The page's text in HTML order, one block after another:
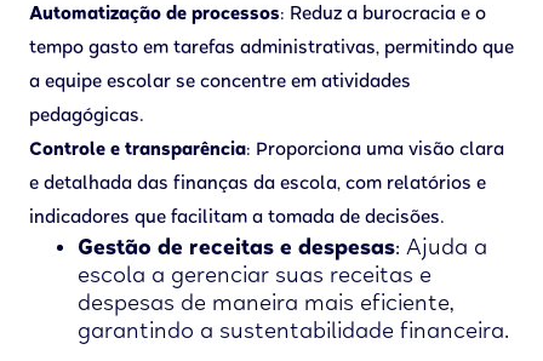
Automatização de processos: Reduz a burocracia e o
tempo gasto em tarefas administrativas, permitindo que
a equipe escolar se concentre em atividades
pedagógicas.
Controle e transparência: Proporciona uma visão clara
e detalhada das finanças da escola, com relatórios e
indicadores que facilitam a tomada de decisões.
Gestão de receitas e despesas: Ajuda a
escola a gerenciar suas receitas e
despesas de maneira mais eficiente,
garantindo a sustentabilidade financeira.